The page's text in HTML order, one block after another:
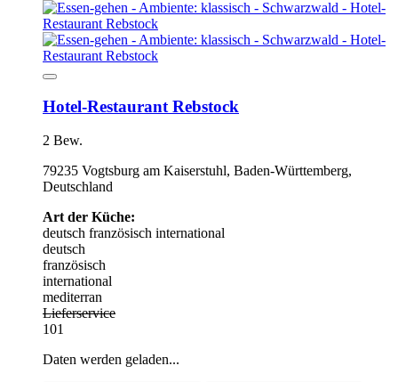
Hotel-Restaurant Rebstock
2 Bew.
79235 Vogtsburg am Kaiserstuhl, Baden-Württemberg,
Deutschland
Art der Küche:
deutsch französisch international
deutsch
französisch
international
mediterran
Lieferservice
101
Daten werden geladen...